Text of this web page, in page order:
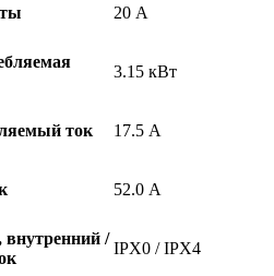
20 А
3.15 кВт
ток 17.5 А
52.0 А
/
IPX0 / IPX4